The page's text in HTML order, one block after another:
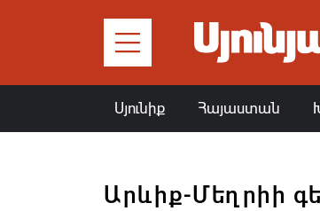
Սյունիք Հայաստան
Արևիք-Մեղրիի